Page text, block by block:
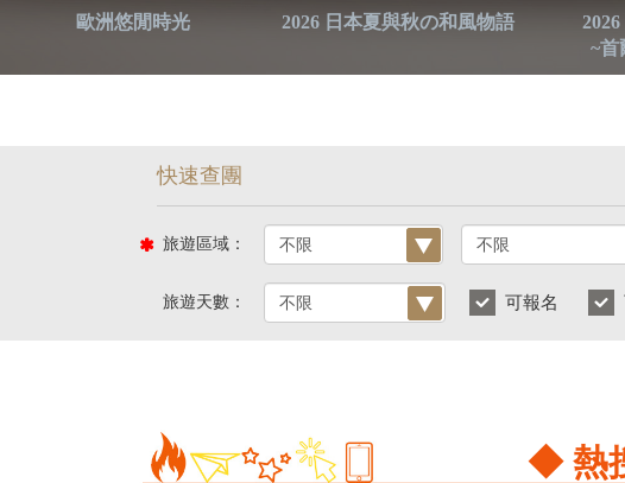
歐洲悠閒時光 2026 日本夏與秋の和風物語
~首
旅遊區域：
旅遊天數： 可報名
◆ 熱